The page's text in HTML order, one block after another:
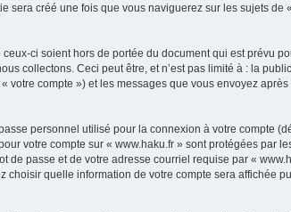
créé une fois que vous naviguerez sur les sujets de
ci soient hors de portée du document qui est prévu
collectons. Ceci peut être, et n’est pas limité à : la
compte ») et les messages que vous envoyez après
personnel utilisé pour la connexion à votre compte
votre compte sur « www.haku.fr » sont protégées par
passe et de votre adresse courriel requise par «
choisir quelle information de votre compte sera affichée